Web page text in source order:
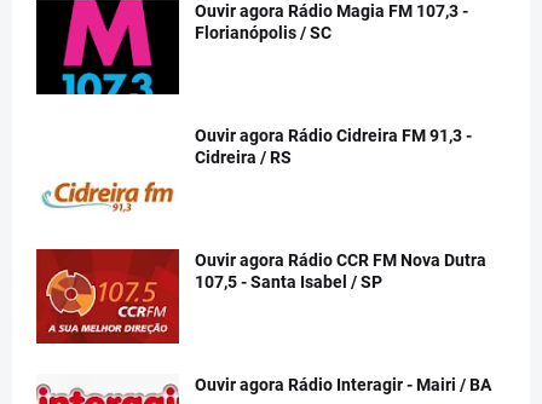
Ouvir agora Rádio Magia FM 107,3 -
Florianópolis / SC
Ouvir agora Rádio Cidreira FM 91,3 -
Cidreira / RS
Ouvir agora Rádio CCR FM Nova Dutra
107,5 - Santa Isabel / SP
Ouvir agora Rádio Interagir - Mairi / BA